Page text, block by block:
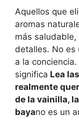
Aquellos que
aromas
más
detalles. No es
a la
significa Lea
realmente
de la vainilla,
bayano es un